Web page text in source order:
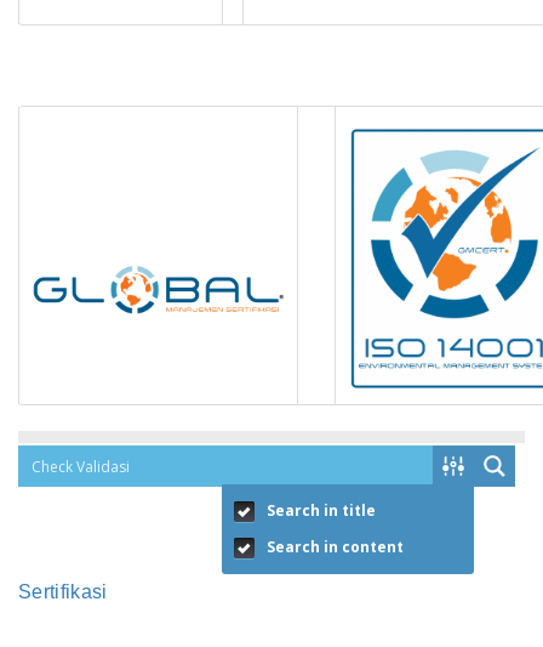
Sertifikasi
Search in title
Search in content